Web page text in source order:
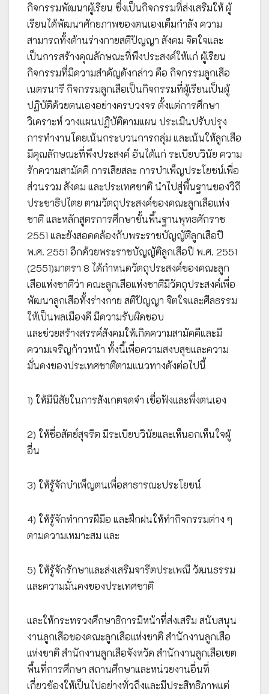
กิจกรรมพัฒนาผู้เรียน ซึ่งเป็นกิจกรรมที่ส่งเสริมให้ ผู้
เรียนได้พัฒนาศักยภาพของตนเองเต็มกำลัง ความ
สามารถทั้งด้านร่างกายสติปัญญา สังคม จิตใจและ
เป็นการสร้างคุณลักษณะที่พึงประสงค์ให้แก่ ผู้เรียน
กิจกรรมที่มีความสำคัญดังกล่าว คือ กิจกรรมลูกเสือ
เนตรนารี กิจกรรมลูกเสือเป็นกิจกรรมที่ผู้เรียนเป็นผู้
ปฏิบัติด้วยตนเองอย่างครบวงจร ตั้งแต่การศึกษา
วิเคราะห์ วางแผนปฏิบัติตามแผน ประเมินปรับปรุง
การทำงานโดยเน้นกระบวนการกลุ่ม และเน้นให้ลูกเสือ
มีคุณลักษณะที่พึงประสงค์ อันได้แก่ ระเบียบวินัย ความ
รักความสามัคคี การเสียสละ การบำเพ็ญประโยชน์เพื่อ
ส่วนรวม สังคม และประเทศชาติ นำไปสู่พื้นฐานของวิถี
ประชาธิปไตย ตามวัตถุประสงค์ของคณะลูกเสือแห่ง
ชาติ และหลักสูตรการศึกษาขั้นพื้นฐานพุทธศักราช
2551 และยังสอดคล้องกับพระราชบัญญัติลูกเสือปี
พ.ศ. 2551 อีกด้วยพระราชบัญญัติลูกเสือปี พ.ศ. 2551
(2551)มาตรา 8 ได้กำหนดวัตถุประสงค์ของคณะลูก
เสือแห่งชาติว่า คณะลูกเสือแห่งชาติมีวัตถุประสงค์เพื่อ
พัฒนาลูกเสือทั้งร่างกาย สติปัญญา จิตใจและศีลธรรม
ให้เป็นพลเมืองดี มีความรับผิดชอบ
และช่วยสร้างสรรค์สังคมให้เกิดความสามัคคีและมี
ความเจริญก้าวหน้า ทั้งนี้เพื่อความสงบสุขและความ
มั่นคงของประเทศชาติตามแนวทางดังต่อไปนี้
1) ให้มีนิสัยในการสังเกตจดจำ เชื่อฟังและพึ่งตนเอง
2) ให้ซื่อสัตย์สุจริต มีระเบียบวินัยและเห็นอกเห็นใจผู้
อื่น
3) ให้รู้จักบำเพ็ญตนเพื่อสาธารณะประโยชน์
4) ให้รู้จักทำการฝีมือ และฝึกฝนให้ทำกิจกรรมต่าง ๆ
ตามความเหมาะสม และ
5) ให้รู้จักรักษาและส่งเสริมจารีตประเพณี วัฒนธรรม
และความมั่นคงของประเทศชาติ
และให้กระทรวงศึกษาธิการมีหน้าที่ส่งเสริม สนับสนุน
งานลูกเสือของคณะลูกเสือแห่งชาติ สำนักงานลูกเสือ
แห่งชาติ สำนักงานลูกเสือจังหวัด สำนักงานลูกเสือเขต
พื้นที่การศึกษา สถานศึกษาและหน่วยงานอื่นที่
เกี่ยวข้องให้เป็นไปอย่างทั่วถึงและมีประสิทธิภาพแต่